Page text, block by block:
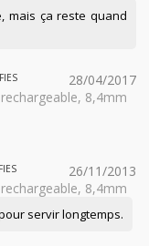
mais ça reste quand
28/04/2017
8,4mm
26/11/2013
8,4mm
servir longtemps.